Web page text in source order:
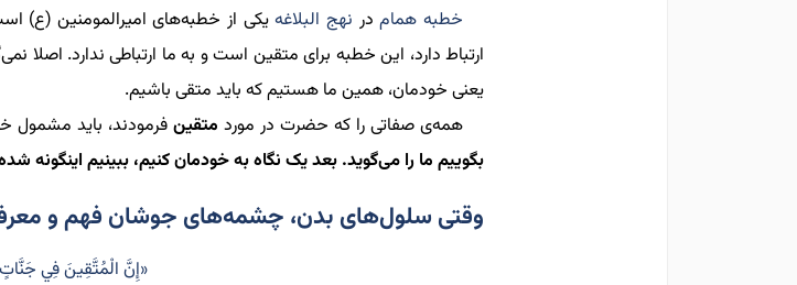
خطبه همامدر نهج البلاغهیکی از خطبه‌های امیرالمومنین (ع)
ارتباط دارد، این خطبه برای متقین است و به ما ارتباطی ندارد. اصلا
یعنی خودمان، همین ما هستیم که باید متقی باشیم.
همه‌ی صفاتی را که حضرت در مورد متقینفرمودند، باید مشمول
بگوییم ما را می‌گوید. بعد یک نگاه به خودمان کنیم، ببینیم اینگونه
وقتی سلول‌های بدن، چشمه‌های جوشان فهم و
«إِنَّ الْمُتَّقِينَ فِي